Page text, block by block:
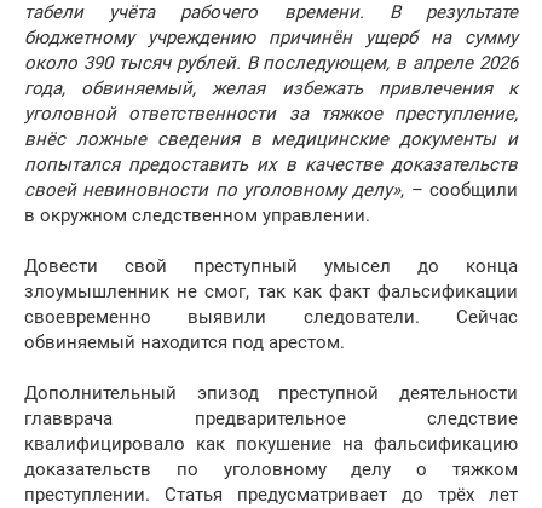
табели учёта рабочего времени. В результате
бюджетному учреждению причинён ущерб на сумму
около 390 тысяч рублей. В последующем, в апреле 2026
года, обвиняемый, желая избежать привлечения к
уголовной ответственности за тяжкое преступление,
внёс ложные сведения в медицинские документы и
попытался предоставить их в качестве доказательств
своей невиновности по уголовному делу», – сообщили
в окружном следственном управлении.
Довести свой преступный умысел до конца
злоумышленник не смог, так как факт фальсификации
своевременно выявили следователи. Сейчас
обвиняемый находится под арестом.
Дополнительный эпизод преступной деятельности
главврача предварительное следствие
квалифицировало как покушение на фальсификацию
доказательств по уголовному делу о тяжком
преступлении. Статья предусматривает до трёх лет